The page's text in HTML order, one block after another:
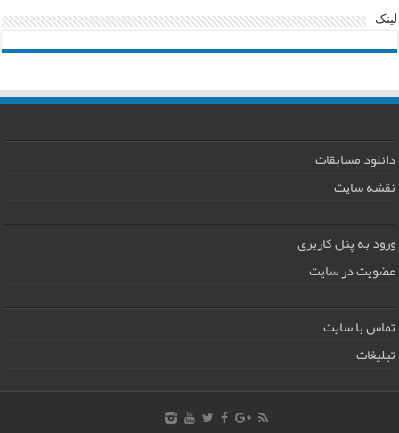
لینک
دانلود مسابقات
نقشه سایت
ورود به پنل کاربری
عضویت در سایت
تماس با سایت
تبلیغات